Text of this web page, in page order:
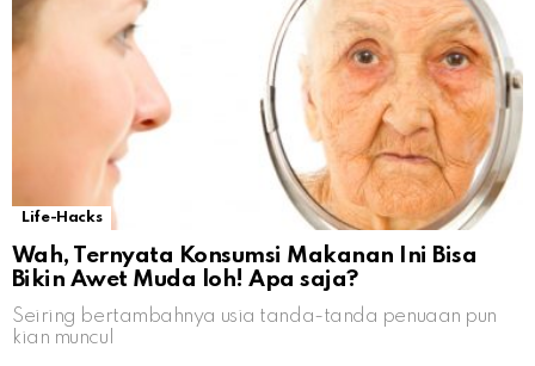
Life-Hacks
Wah, Ternyata Konsumsi Makanan Ini Bisa
Bikin Awet Muda loh! Apa saja?
Seiring bertambahnya usia tanda-tanda penuaan pun
kian muncul